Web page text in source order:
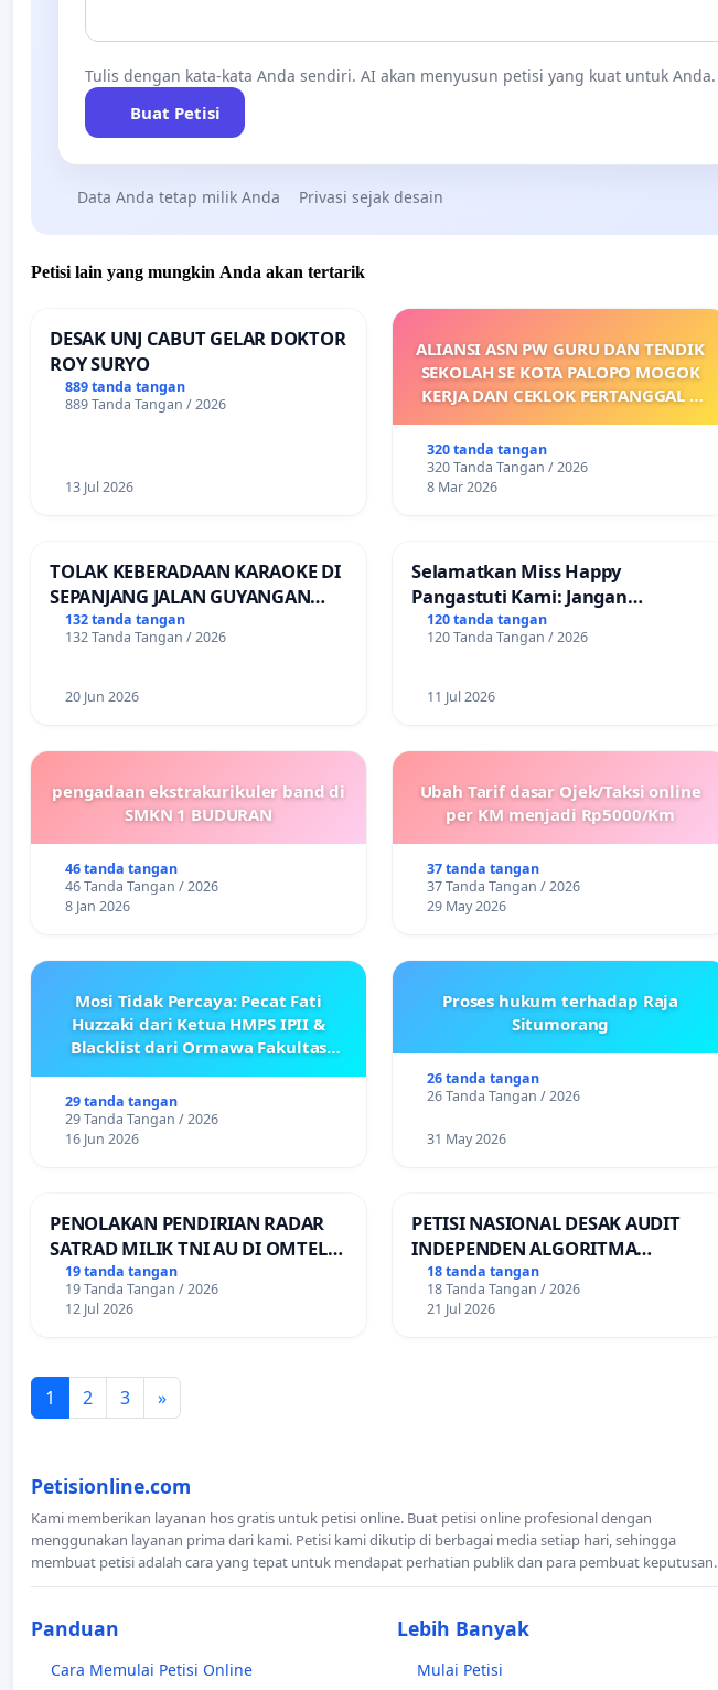
Tulis dengan kata-kata Anda sendiri. AI akan menyusun petisi yang kuat untuk Anda.
Buat Petisi
Data Anda tetap milik Anda Privasi sejak desain
Petisi lain yang mungkin Anda akan tertarik
DESAK UNJ CABUT GELAR DOKTOR
ROY SURYO
889 tanda tangan
889 Tanda Tangan / 2026
13 Jul 2026
ALIANSI ASN PW GURU DAN TENDIK
SEKOLAH SE KOTA PALOPO MOGOK
KERJA DAN CEKLOK PERTANGGAL 9
DIKELUARKANNYA SK KONTRAK
UPAH DAN KEJELASAN SUMBER GAJI
320 tanda tangan
320 Tanda Tangan / 2026
8 Mar 2026
TOLAK KEBERADAAN KARAOKE DI
SEPANJANG JALAN GUYANGAN
(Trangkil) - JETAK (Wedarijaksa)
Kab. PATI
132 tanda tangan
132 Tanda Tangan / 2026
20 Jun 2026
Selamatkan Miss Happy
Pangastuti Kami: Jangan
Putuskan Pengabdian yang Telah
Teruji
120 tanda tangan
120 Tanda Tangan / 2026
11 Jul 2026
pengadaan ekstrakurikuler band di
SMKN 1 BUDURAN
46 tanda tangan
46 Tanda Tangan / 2026
8 Jan 2026
Ubah Tarif dasar Ojek/Taksi online
per KM menjadi Rp5000/Km
37 tanda tangan
37 Tanda Tangan / 2026
29 May 2026
Mosi Tidak Percaya: Pecat Fati
Huzzaki dari Ketua HMPS IPII &
Blacklist dari Ormawa Fakultas
29 tanda tangan
29 Tanda Tangan / 2026
16 Jun 2026
Proses hukum terhadap Raja
Situmorang
26 tanda tangan
26 Tanda Tangan / 2026
31 May 2026
PENOLAKAN PENDIRIAN RADAR
SATRAD MILIK TNI AU DI OMTEL
KECAMATAN ALOR BARAT LAUT,
KABUPATEN ALOR
19 tanda tangan
19 Tanda Tangan / 2026
12 Jul 2026
PETISI NASIONAL DESAK AUDIT
INDEPENDEN ALGORITMA
PEMBAGIAN ORDER
TRANSPORTASI ONLINE
18 tanda tangan
18 Tanda Tangan / 2026
21 Jul 2026
1 2 3 »
Petisionline.com
Kami memberikan layanan hos gratis untuk petisi online. Buat petisi online profesional dengan
menggunakan layanan prima dari kami. Petisi kami dikutip di berbagai media setiap hari, sehingga
membuat petisi adalah cara yang tepat untuk mendapat perhatian publik dan para pembuat keputusan.
Panduan
Cara Memulai Petisi Online
Lebih Banyak
Mulai Petisi